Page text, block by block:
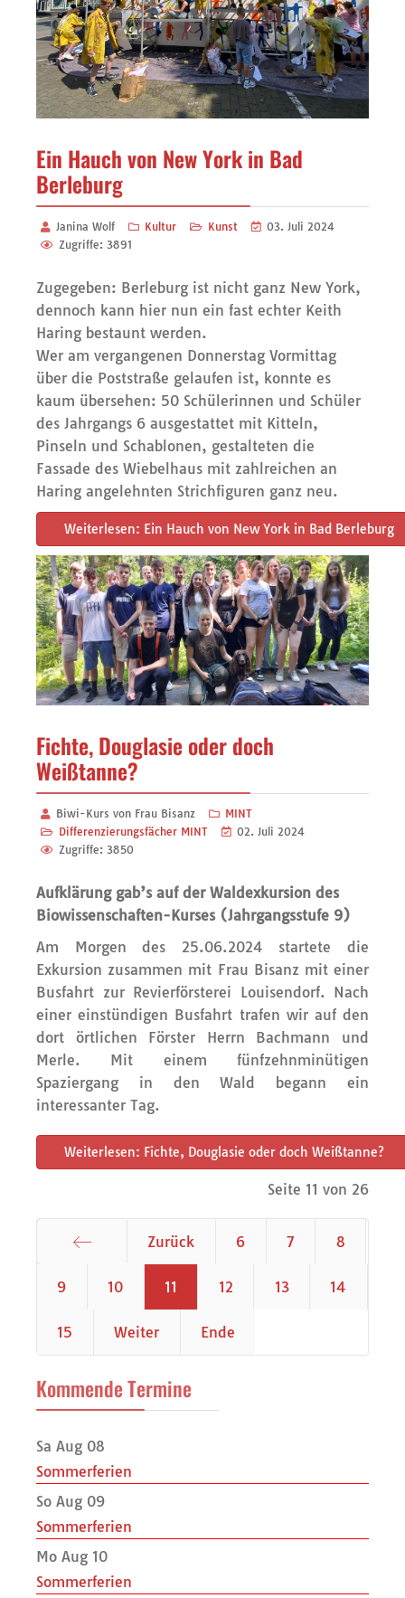
Ein Hauch von New York in Bad
Berleburg
Janina Wolf Kultur Kunst
03. Juli 2024
Zugriffe: 3891
Zugegeben: Berleburg ist nicht ganz New York,
dennoch kann hier nun ein fast echter Keith
Haring bestaunt werden.
Wer am vergangenen Donnerstag Vormittag
über die Poststraße gelaufen ist, konnte es
kaum übersehen: 50 Schülerinnen und Schüler
des Jahrgangs 6 ausgestattet mit Kitteln,
Pinseln und Schablonen, gestalteten die
Fassade des Wiebelhaus mit zahlreichen an
Haring angelehnten Strichfiguren ganz neu.
Weiterlesen: Ein Hauch von New York in Bad Berleburg
Fichte, Douglasie oder doch
Weißtanne?
Biwi-Kurs von Frau Bisanz
MINT
Differenzierungsfächer MINT
02. Juli 2024
Zugriffe: 3850
Aufklärung gab’s auf der Waldexkursion des
Biowissenschaften-Kurses (Jahrgangsstufe 9)
Am Morgen des 25.06.2024 startete die
Exkursion zusammen mit Frau Bisanz mit einer
Busfahrt zur Revierförsterei Louisendorf. Nach
einer einstündigen Busfahrt trafen wir auf den
dort örtlichen Förster Herrn Bachmann und
Merle. Mit einem fünfzehnminütigen
Spaziergang in den Wald begann ein
interessanter Tag.
Weiterlesen: Fichte, Douglasie oder doch Weißtanne?
Seite 11 von 26
Zurück 6 7 8
9 10 11 12 13 14
15 Weiter Ende
Kommende Termine
Sa Aug 08
Sommerferien
So Aug 09
Sommerferien
Mo Aug 10
Sommerferien